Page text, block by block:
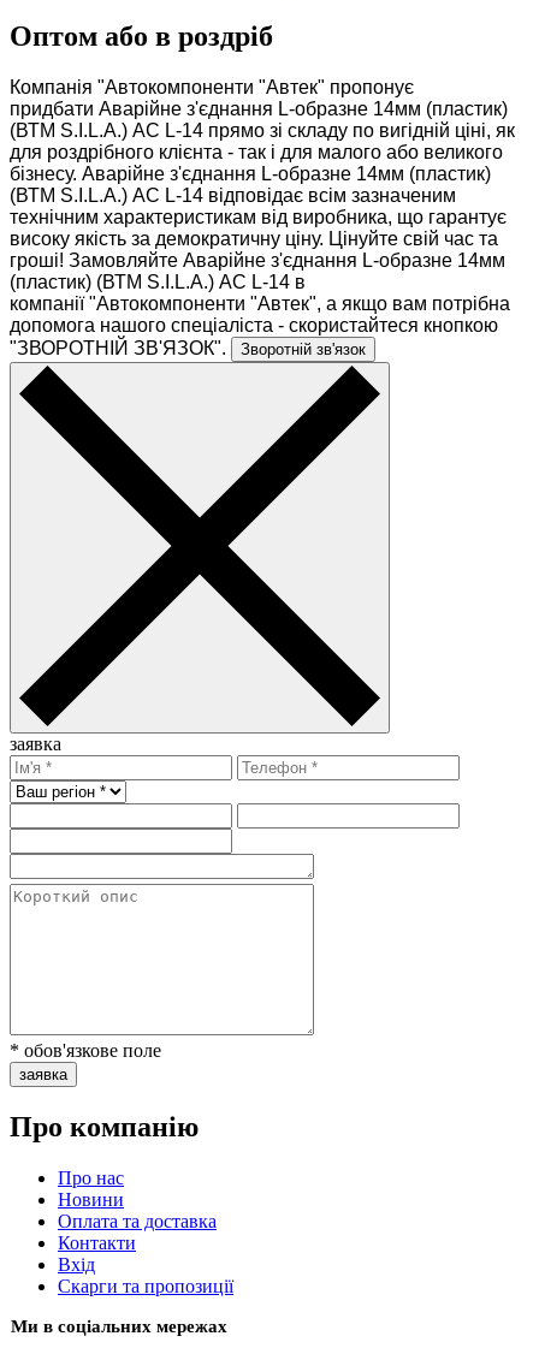
Оптом або в роздріб
Компанія "Автокомпоненти "Автек" пропонує
придбати Аварійне з'єднання L-образне 14мм (пластик)
(ВТМ S.I.L.A.) АС L-14 прямо зі складу по вигідній ціні, як
для роздрібного клієнта - так і для малого або великого
бізнесу. Аварійне з'єднання L-образне 14мм (пластик)
(ВТМ S.I.L.A.) АС L-14 відповідає всім зазначеним
технічним характеристикам від виробника, що гарантує
високу якість за демократичну ціну. Цінуйте свій час та
гроші! Замовляйте Аварійне з'єднання L-образне 14мм
(пластик) (ВТМ S.I.L.A.) АС L-14 в
компанії "Автокомпоненти "Автек", а якщо вам потрібна
допомога нашого спеціаліста - скористайтеся кнопкою
"ЗВОРОТНІЙ ЗВ'ЯЗОК".
Зворотній зв'язок
заявка
* обов'язкове поле
заявка
Про компанію
Про нас
Новини
Оплата та доставка
Контакти
Вхiд
Скарги та пропозиції
Ми в соціальних мережах